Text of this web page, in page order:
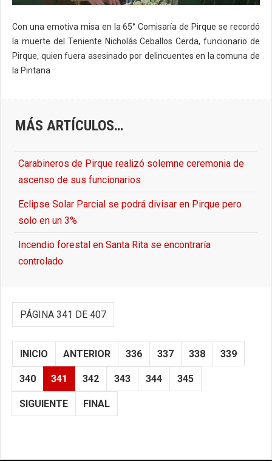
Con una emotiva misa en la 65° Comisaría de Pirque se recordó
la muerte del Teniente Nicholás Ceballos Cerda, funcionario de
Pirque, quien fuera asesinado por delincuentes en la comuna de
la Pintana
MÁS ARTÍCULOS…
Carabineros de Pirque realizó solemne ceremonia de
ascenso de sus funcionarios
Eclipse Solar Parcial se podrá divisar en Pirque pero
solo en un 3%
Incendio forestal en Santa Rita se encontraría
controlado
PÁGINA 341 DE 407
INICIO ANTERIOR 336 337 338 339
340 341 342 343 344 345
SIGUIENTE FINAL